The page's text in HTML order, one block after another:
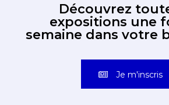
Découvrez
expositions une
semaine dans votre
Je m'inscris